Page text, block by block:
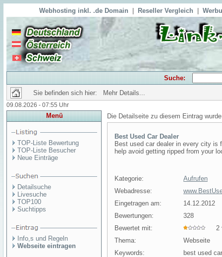
Webhosting inkl. .de Domain Reseller Vergleich
Suche:
Sie befinden sich hier: Mehr Details...
09.08.2026 - 07:55 Uhr
Menü
TOP-Liste Bewertung
TOP-Liste Besucher
Neue Einträge
Detailsuche
Livesuche
TOP100
Suchtipps
Info,s und Regeln
Webseite eintragen
Die Detailseite zu diesem Eintrag
Best Used Car Dealer
Best used car dealer in every city is
help avoid getting ripped from your
Kategorie:
Aufrufen
Webadresse:
Eingetragen am:
14.12.2012
Bewertungen:
328
Bewertet mit:
2
Thema:
Webseite
Keywords:
best used